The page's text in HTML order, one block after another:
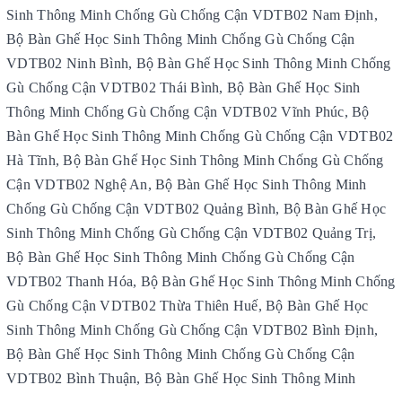
Sinh Thông Minh Chống Gù Chống Cận VDTB02 Nam Định,
Bộ Bàn Ghế Học Sinh Thông Minh Chống Gù Chống Cận
VDTB02 Ninh Bình, Bộ Bàn Ghế Học Sinh Thông Minh Chống
Gù Chống Cận VDTB02 Thái Bình, Bộ Bàn Ghế Học Sinh
Thông Minh Chống Gù Chống Cận VDTB02 Vĩnh Phúc, Bộ
Bàn Ghế Học Sinh Thông Minh Chống Gù Chống Cận VDTB02
Hà Tĩnh, Bộ Bàn Ghế Học Sinh Thông Minh Chống Gù Chống
Cận VDTB02 Nghệ An, Bộ Bàn Ghế Học Sinh Thông Minh
Chống Gù Chống Cận VDTB02 Quảng Bình, Bộ Bàn Ghế Học
Sinh Thông Minh Chống Gù Chống Cận VDTB02 Quảng Trị,
Bộ Bàn Ghế Học Sinh Thông Minh Chống Gù Chống Cận
VDTB02 Thanh Hóa, Bộ Bàn Ghế Học Sinh Thông Minh Chống
Gù Chống Cận VDTB02 Thừa Thiên Huế, Bộ Bàn Ghế Học
Sinh Thông Minh Chống Gù Chống Cận VDTB02 Bình Định,
Bộ Bàn Ghế Học Sinh Thông Minh Chống Gù Chống Cận
VDTB02 Bình Thuận, Bộ Bàn Ghế Học Sinh Thông Minh